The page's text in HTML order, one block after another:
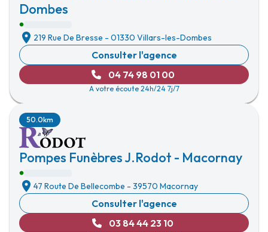
Dombes
219 Rue De Bresse - 01330 Villars-les-Dombes
Consulter l'agence
04 74 98 01 00
A votre écoute 24h/24 7j/7
Pompes Funèbres J.Rodot - Macornay
50.0km
47 Route De Bellecombe - 39570 Macornay
Consulter l'agence
03 84 44 23 10